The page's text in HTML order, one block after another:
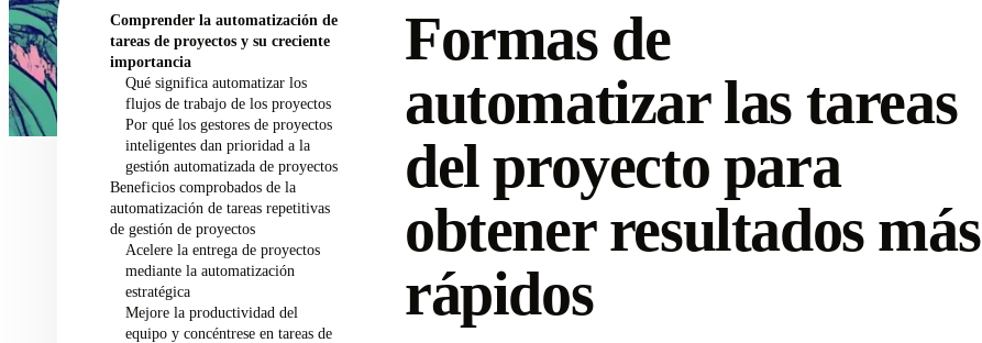
Comprender la automatización de
tareas de proyectos y su creciente
importancia
Qué significa automatizar los
flujos de trabajo de los proyectos
Por qué los gestores de proyectos
inteligentes dan prioridad a la
gestión automatizada de proyectos
Beneficios comprobados de la
automatización de tareas repetitivas
de gestión de proyectos
Acelere la entrega de proyectos
mediante la automatización
estratégica
Mejore la productividad del
equipo y concéntrese en tareas de
Formas de
automatizar las tareas
del proyecto para
obtener resultados más
rápidos